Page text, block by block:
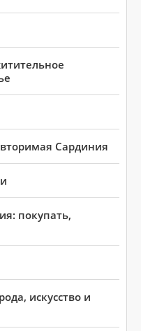
Сардиния
покупать,
искусство и